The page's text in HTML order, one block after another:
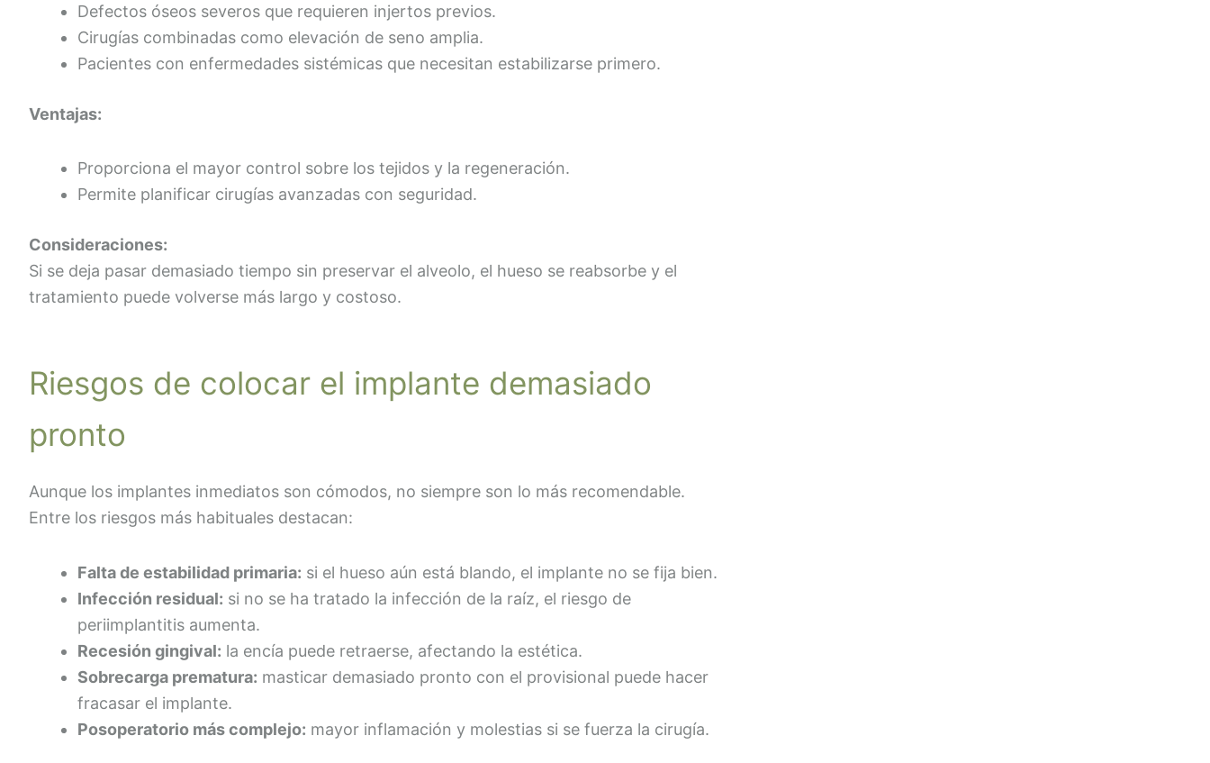
Defectos óseos severos que requieren injertos previos.
Cirugías combinadas como elevación de seno amplia.
Pacientes con enfermedades sistémicas que necesitan estabilizarse primero.
Ventajas:
Proporciona el mayor control sobre los tejidos y la regeneración.
Permite planificar cirugías avanzadas con seguridad.
Consideraciones:
Si se deja pasar demasiado tiempo sin preservar el alveolo, el hueso se reabsorbe y el
tratamiento puede volverse más largo y costoso.
Riesgos de colocar el implante demasiado
pronto
Aunque los implantes inmediatos son cómodos, no siempre son lo más recomendable.
Entre los riesgos más habituales destacan:
Falta de estabilidad primaria: si el hueso aún está blando, el implante no se fija bien.
Infección residual: si no se ha tratado la infección de la raíz, el riesgo de
periimplantitis aumenta.
Recesión gingival: la encía puede retraerse, afectando la estética.
Sobrecarga prematura: masticar demasiado pronto con el provisional puede hacer
fracasar el implante.
Posoperatorio más complejo: mayor inflamación y molestias si se fuerza la cirugía.